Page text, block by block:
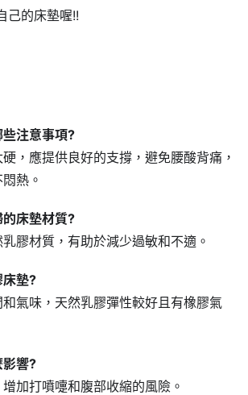
己的床墊喔!!
注意事項?
，應提供良好的支撐，避免腰酸背痛，
熱。
床墊材質?
膠材質，有助於減少過敏和不適。
床墊?
氣味，天然乳膠彈性較好且有橡膠氣
影響?
加打噴嚏和腹部收縮的風險。